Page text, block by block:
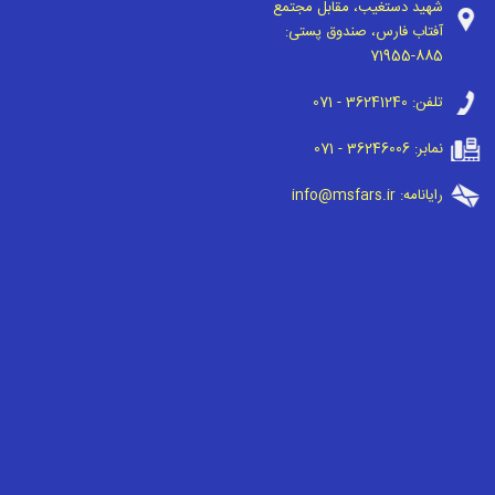
شهید دستغیب، مقابل مجتمع
آفتاب فارس، صندوق پستی:
71955-885
تلفن: 071 - 36241240
نمابر:071 - 36246006
رایانامه:info@msfars.ir